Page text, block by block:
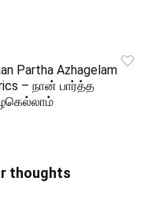
Partha Azhagelam
– நான் பார்த்த
thoughts